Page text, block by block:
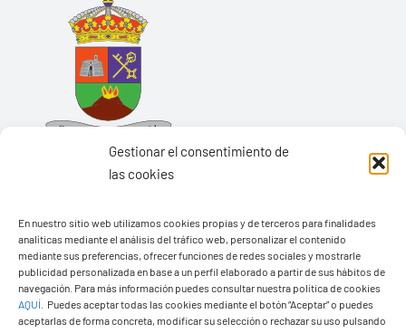
Gestionar el consentimiento de
las cookies
En nuestro sitio web utilizamos cookies propias y de terceros para finalidades
analíticas mediante el análisis del tráfico web, personalizar el contenido
mediante sus preferencias, ofrecer funciones de redes sociales y mostrarle
publicidad personalizada en base a un perfil elaborado a partir de sus hábitos de
navegación. Para más información puedes consultar nuestra política de cookies
AQUÍ
Puedes aceptar todas las cookies mediante el botón “Aceptar” o puedes
aceptarlas de forma concreta, modificar su selección o rechazar su uso pulsando
Ayuntamiento de Yaiza
Pza. de Los Remedios, 1
35570 – Yaiza
Tel:928 83 62 20